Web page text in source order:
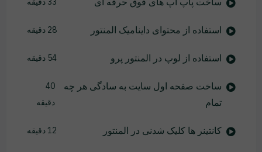
استفاده از محتوای داینامیک المنتور 28 دقیقه
استفاده از لوپ در المنتور پرو 54 دقیقه
ساخت صفحه اول سایت به سادگی هر چه
تمام
40
دقیقه
کانتینر ها کلیک شدنی در المنتور 12 دقیقه